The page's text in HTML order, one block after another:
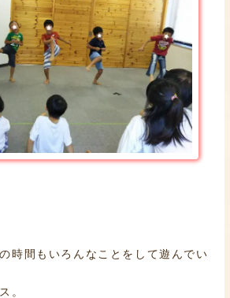
時間もいろんなことをして遊んでい
。